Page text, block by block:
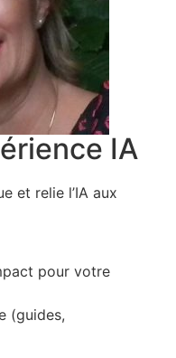
IA
et relie l’IA aux
pour votre
(guides,